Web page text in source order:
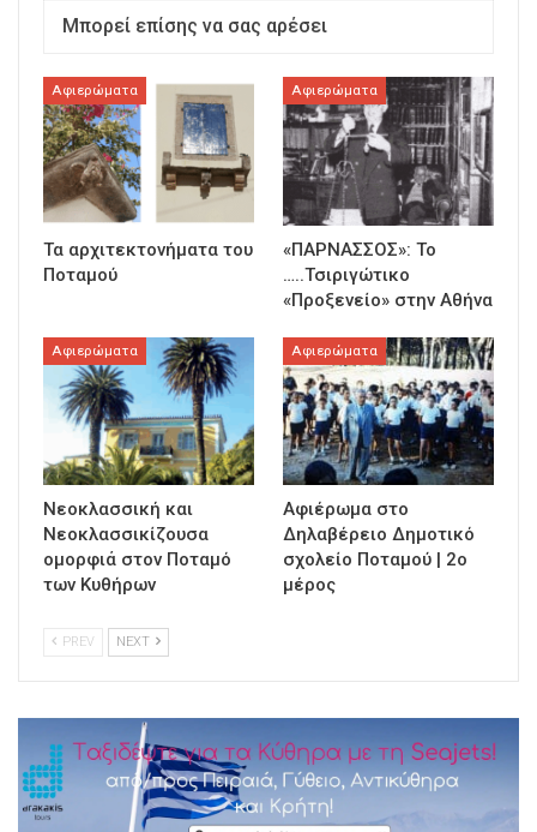
Μπορεί επίσης να σας αρέσει
Αφιερώματα
Τα αρχιτεκτονήματα του
Ποταμού
Αφιερώματα
«ΠΑΡΝΑΣΣΟΣ»: Το
…..Τσιριγώτικο
«Προξενείο» στην Αθήνα
Αφιερώματα
Nεοκλασσική και
Νεοκλασσικίζουσα
ομορφιά στον Ποταμό
των Κυθήρων
Αφιερώματα
Αφιέρωμα στο
Δηλαβέρειο Δημοτικό
σχολείο Ποταμού | 2ο
μέρος
PREV NEXT